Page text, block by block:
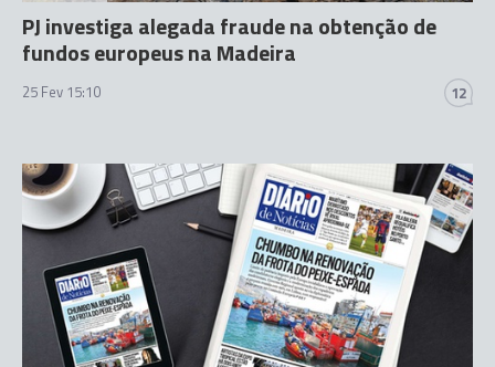
PJ investiga alegada fraude na obtenção de
fundos europeus na Madeira
25 Fev 15:10 12